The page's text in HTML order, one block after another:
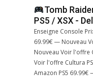
Tomb
PS5 / XSX -
Enseigne Console
69.99€ — Nouveau
Nouveau Voir l'offre
Voir l'offre Cultura
Amazon PS5